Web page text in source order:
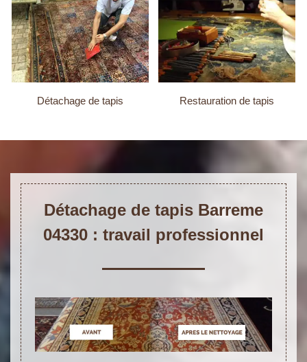
Détachage de tapis Restauration de tapis
Détachage de tapis Barreme
04330 : travail professionnel